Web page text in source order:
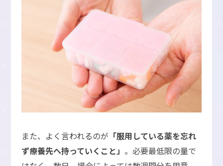
また、よく言われるのが 「服用している薬を忘れ
ず療養先へ持っていくこと」 。必要最低限の量で